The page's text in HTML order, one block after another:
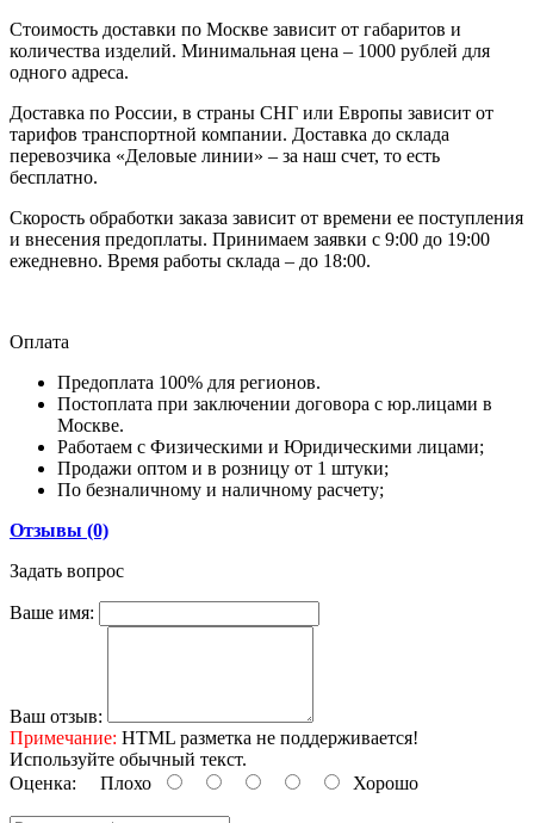
Стоимость доставки по Москве зависит от габаритов и
количества изделий. Минимальная цена – 1000 рублей для
одного адреса.
Доставка по России, в страны СНГ или Европы зависит от
тарифов транспортной компании. Доставка до склада
перевозчика «Деловые линии» – за наш счет, то есть
бесплатно.
Скорость обработки заказа зависит от времени ее поступления
и внесения предоплаты. Принимаем заявки с 9:00 до 19:00
ежедневно. Время работы склада – до 18:00.
Оплата
Предоплата 100% для регионов.
Постоплата при заключении договора с юр.лицами в
Москве.
Работаем с Физическими и Юридическими лицами;
Продажи оптом и в розницу от 1 штуки;
По безналичному и наличному расчету;
Отзывы (0)
Задать вопрос
Ваше имя:
Ваш отзыв:
Примечание: HTML разметка не поддерживается!
Используйте обычный текст.
Оценка: Плохо Хорошо